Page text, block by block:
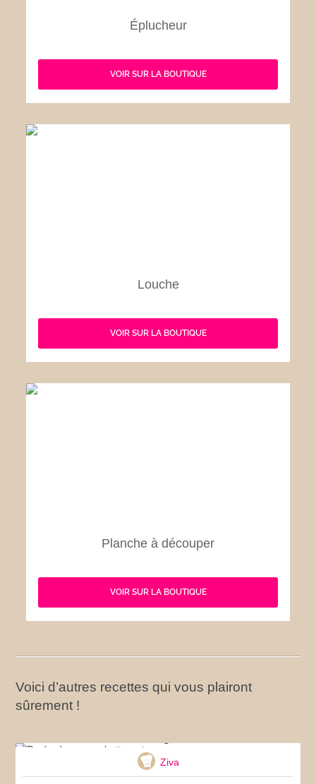
Éplucheur
VOIR SUR LA BOUTIQUE
Louche
VOIR SUR LA BOUTIQUE
Planche à découper
VOIR SUR LA BOUTIQUE
Voici d’autres recettes qui vous plairont
sûrement !
Ziva